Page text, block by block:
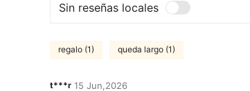
Sin reseñas locales
regalo (1) queda largo (1)
t***r 15 Jun,2026